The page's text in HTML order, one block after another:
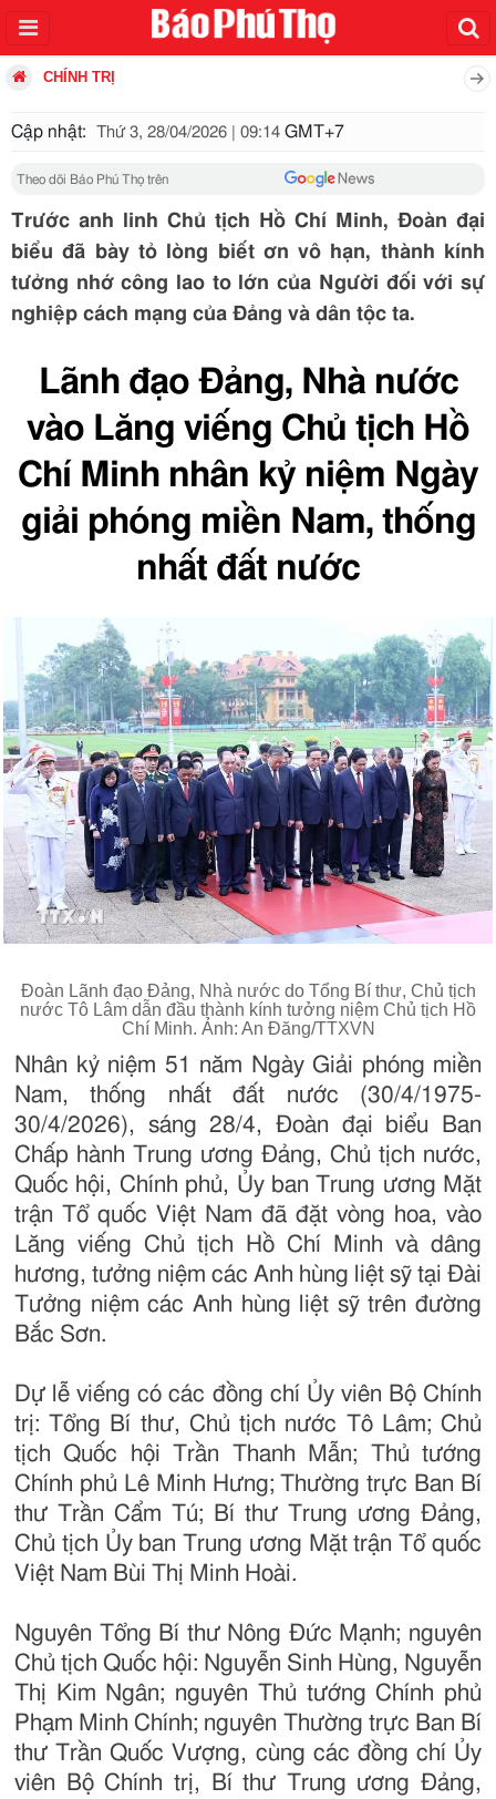
CHÍNH TRỊ
Cập nhật: Thứ 3, 28/04/2026 | 09:14 GMT+7
Theo dõi Báo Phú Thọ trên
Trước anh linh Chủ tịch Hồ Chí Minh, Đoàn đại
biểu đã bày tỏ lòng biết ơn vô hạn, thành kính
tưởng nhớ công lao to lớn của Người đối với sự
nghiệp cách mạng của Đảng và dân tộc ta.
Lãnh đạo Đảng, Nhà nước
vào Lăng viếng Chủ tịch Hồ
Chí Minh nhân kỷ niệm Ngày
giải phóng miền Nam, thống
nhất đất nước
Đoàn Lãnh đạo Đảng, Nhà nước do Tổng Bí thư, Chủ tịch
nước Tô Lâm dẫn đầu thành kính tưởng niệm Chủ tịch Hồ
Chí Minh. Ảnh: An Đăng/TTXVN
Nhân kỷ niệm 51 năm Ngày Giải phóng miền
Nam, thống nhất đất nước (30/4/1975-
30/4/2026), sáng 28/4, Đoàn đại biểu Ban
Chấp hành Trung ương Đảng, Chủ tịch nước,
Quốc hội, Chính phủ, Ủy ban Trung ương Mặt
trận Tổ quốc Việt Nam đã đặt vòng hoa, vào
Lăng viếng Chủ tịch Hồ Chí Minh và dâng
hương, tưởng niệm các Anh hùng liệt sỹ tại Đài
Tưởng niệm các Anh hùng liệt sỹ trên đường
Bắc Sơn.
Dự lễ viếng có các đồng chí Ủy viên Bộ Chính
trị: Tổng Bí thư, Chủ tịch nước Tô Lâm; Chủ
tịch Quốc hội Trần Thanh Mẫn; Thủ tướng
Chính phủ Lê Minh Hưng; Thường trực Ban Bí
thư Trần Cẩm Tú; Bí thư Trung ương Đảng,
Chủ tịch Ủy ban Trung ương Mặt trận Tổ quốc
Việt Nam Bùi Thị Minh Hoài.
Nguyên Tổng Bí thư Nông Đức Mạnh; nguyên
Chủ tịch Quốc hội: Nguyễn Sinh Hùng, Nguyễn
Thị Kim Ngân; nguyên Thủ tướng Chính phủ
Phạm Minh Chính; nguyên Thường trực Ban Bí
thư Trần Quốc Vượng, cùng các đồng chí Ủy
viên Bộ Chính trị, Bí thư Trung ương Đảng,